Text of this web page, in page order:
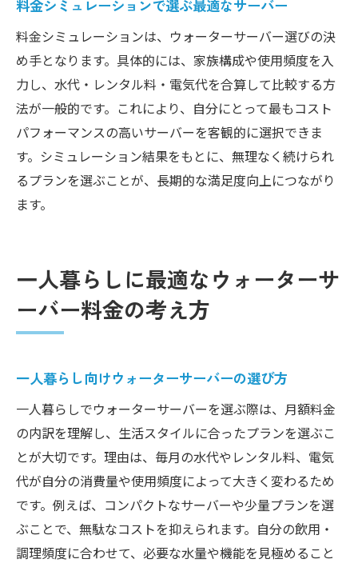
キャンペーンや特典に惑わされない判断軸
ウォーターサーバーの維持費用を見極める
導入前に知るべきデメリットと対策
ウォーターサーバー月額料金で後悔しない選び
方のポイント
ウォーターサーバー選びで大切な料金比較
長期契約や解約リスクの注意点を解説
料金シミュレーションで選ぶ最適なサーバー
料金シミュレーションは、ウォーターサーバー選びの決
め手となります。具体的には、家族構成や使用頻度を入
力し、水代・レンタル料・電気代を合算して比較する方
法が一般的です。これにより、自分にとって最もコスト
パフォーマンスの高いサーバーを客観的に選択できま
す。シミュレーション結果をもとに、無理なく続けられ
るプランを選ぶことが、長期的な満足度向上につながり
ます。
一人暮らしに最適なウォーターサ
ーバー料金の考え方
一人暮らし向けウォーターサーバーの選び方
一人暮らしでウォーターサーバーを選ぶ際は、月額料金
の内訳を理解し、生活スタイルに合ったプランを選ぶこ
とが大切です。理由は、毎月の水代やレンタル料、電気
代が自分の消費量や使用頻度によって大きく変わるため
です。例えば、コンパクトなサーバーや少量プランを選
ぶことで、無駄なコストを抑えられます。自分の飲用・
調理頻度に合わせて、必要な水量や機能を見極めること